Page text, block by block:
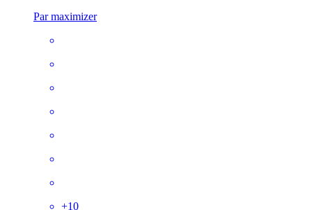
Par maximizer
+10